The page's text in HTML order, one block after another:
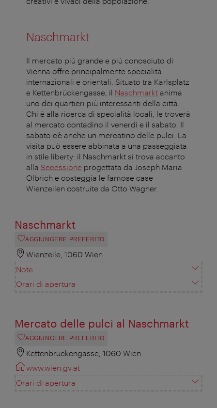
Naschmarkt
Il mercato più grande e più conosciuto di
Vienna offre principalmente specialità
internazionali e orientali. Situato tra Karlsplatz
e Kettenbrückengasse, il Naschmarkt anima
uno dei quartieri più interessanti della città.
Chi è alla ricerca di specialità locali, le troverà
al mercato contadino il venerdì e il sabato. Il
sabato c’è anche un mercatino delle pulci. La
visita può essere abbinata a una passeggiata
in stile liberty: il Naschmarkt si trova accanto
alla Secessione progettata da Joseph Maria
Olbrich e costeggia le famose case
Wienzeilen costruite da Otto Wagner.
Naschmarkt
AGGIUNGERE PREFERITO
Wienzeile, 1060 Wien
Note
Orari di apertura
Mercato delle pulci al Naschmarkt
AGGIUNGERE PREFERITO
Kettenbrückengasse, 1060 Wien
www.wien.gv.at
Orari di apertura